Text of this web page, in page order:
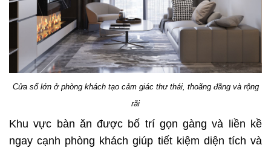
Cửa sổ lớn ở phòng khách tạo cảm giác thư thái, thoãng đãng và rộng
rãi
Khu vực bàn ăn được bố trí gọn gàng và liền kề
ngay cạnh phòng khách giúp tiết kiệm diện tích và